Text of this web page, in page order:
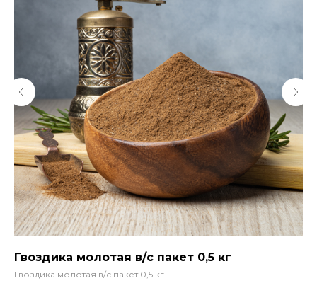
Гвоздика молотая в/с пакет 0,5 кг
Гвоздика молотая в/с пакет 0,5 кг